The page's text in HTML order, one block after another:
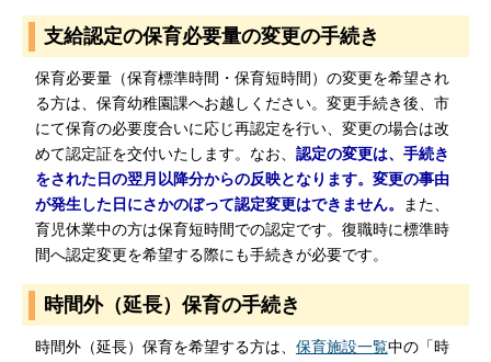
支給認定の保育必要量の変更の手続き
保育必要量（保育標準時間・保育短時間）の変更を希望され
る方は、保育幼稚園課へお越しください。変更手続き後、市
にて保育の必要度合いに応じ再認定を行い、変更の場合は改
めて認定証を交付いたします。なお、 認定の変更は、手続き
をされた日の翌月以降分からの反映となります。変更の事由
が発生した日にさかのぼって認定変更はできません。
また、
育児休業中の方は保育短時間での認定です。復職時に標準時
間へ認定変更を希望する際にも手続きが必要です。
時間外（延長）保育の手続き
時間外（延長）保育を希望する方は、 保育施設一覧中の「時